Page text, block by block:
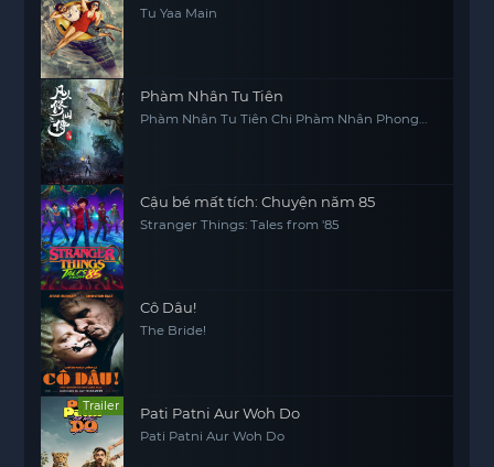
Tu Yaa Main
Phàm Nhân Tu Tiên
Phàm Nhân Tu Tiên Chi Phàm Nhân Phong
Cậu bé mất tích: Chuyện năm 85
Stranger Things: Tales from '85
Cô Dâu!
The Bride!
Trailer Pati Patni Aur Woh Do
Pati Patni Aur Woh Do